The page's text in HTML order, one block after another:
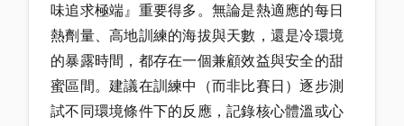
味追求極端』重要得多。無論是熱適應的每日
熱劑量、高地訓練的海拔與天數，還是冷環境
的暴露時間，都存在一個兼顧效益與安全的甜
蜜區間。建議在訓練中（而非比賽日）逐步測
試不同環境條件下的反應，記錄核心體溫或心